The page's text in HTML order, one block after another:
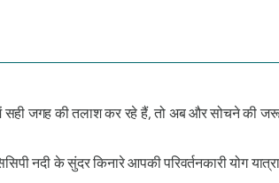
जगह की तलाश कर रहे हैं, तो अब और सोचने की
नदी के सुंदर किनारे आपकी परिवर्तनकारी योग